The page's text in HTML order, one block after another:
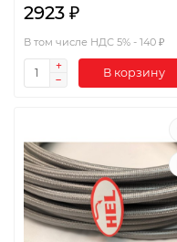
2923 ₽
В том числе НДС 5% - 140 ₽
В корзину